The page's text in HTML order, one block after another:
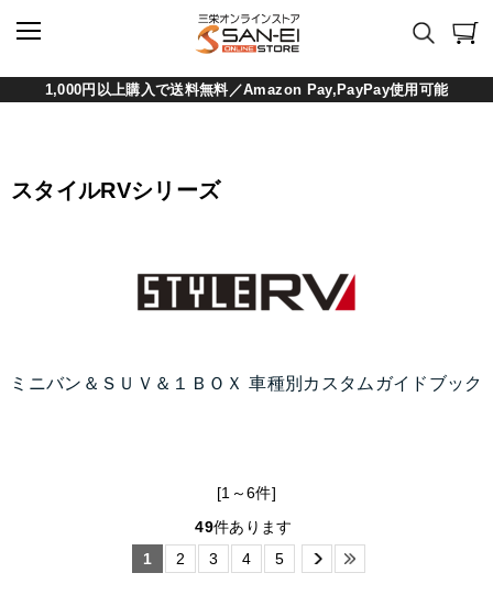
1,000円以上購入で送料無料／Amazon Pay,PayPay使用可能
スタイルRVシリーズ
ミニバン＆ＳＵＶ＆１ＢＯＸ 車種別カスタムガイドブック
[1～6件]
49件あります
1
2 3 4 5